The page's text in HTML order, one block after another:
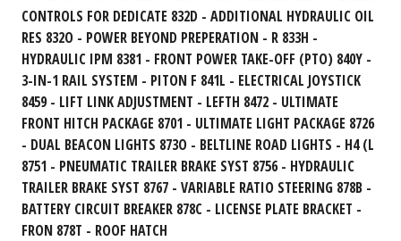
CONTROLS FOR DEDICATE 832D - ADDITIONAL HYDRAULIC OIL
RES 832O - POWER BEYOND PREPERATION - R 833H -
HYDRAULIC IPM 8381 - FRONT POWER TAKE-OFF (PTO) 840Y -
3-IN-1 RAIL SYSTEM - PITON F 841L - ELECTRICAL JOYSTICK
8459 - LIFT LINK ADJUSTMENT - LEFTH 8472 - ULTIMATE
FRONT HITCH PACKAGE 8701 - ULTIMATE LIGHT PACKAGE 8726
- DUAL BEACON LIGHTS 873O - BELTLINE ROAD LIGHTS - H4 (L
8751 - PNEUMATIC TRAILER BRAKE SYST 8756 - HYDRAULIC
TRAILER BRAKE SYST 8767 - VARIABLE RATIO STEERING 878B -
BATTERY CIRCUIT BREAKER 878C - LICENSE PLATE BRACKET -
FRON 878T - ROOF HATCH